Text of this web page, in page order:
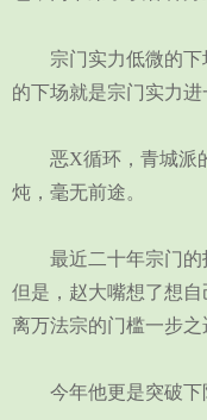
宗门实力低微的下
的下场就是宗门实力进
恶X循环，青城派的
炖，毫无前途。
最近二十年宗门的
但是，赵大嘴想了想
离万法宗的门槛一步之
今年他更是突破下